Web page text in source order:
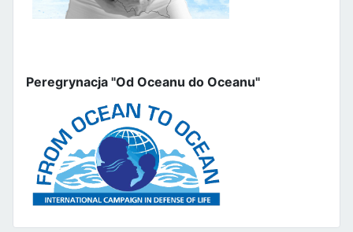
Peregrynacja "Od Oceanu do Oceanu"